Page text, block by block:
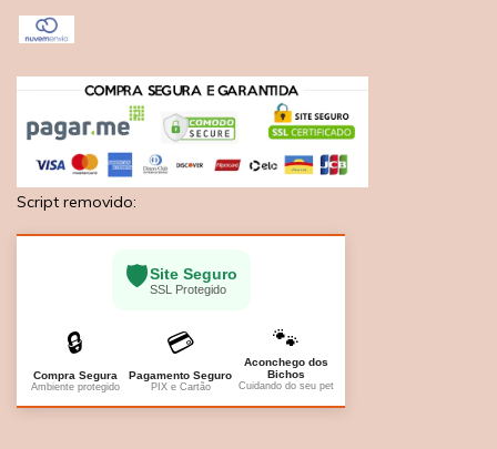
Script removido:
🛡️Site Seguro
SSL Protegido
🔒
Compra Segura
Ambiente protegido
💳
Pagamento Seguro
PIX e Cartão
🐾
Aconchego dos
Bichos
Cuidando do seu pet